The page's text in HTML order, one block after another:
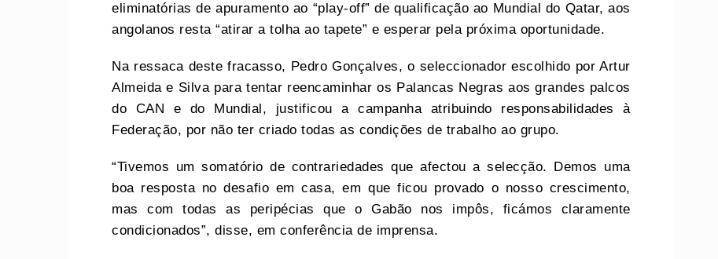
eliminatórias de apuramento ao “play-off” de qualificação ao Mundial do Qatar, aos
angolanos resta “atirar a tolha ao tapete” e esperar pela próxima oportunidade.
Na ressaca deste fracasso, Pedro Gonçalves, o seleccionador escolhido por Artur
Almeida e Silva para tentar reencaminhar os Palancas Negras aos grandes palcos
do CAN e do Mundial, justificou a campanha atribuindo responsabilidades à
Federação, por não ter criado todas as condições de trabalho ao grupo.
“Tivemos um somatório de contrariedades que afectou a selecção. Demos uma
boa resposta no desafio em casa, em que ficou provado o nosso crescimento,
mas com todas as peripécias que o Gabão nos impôs, ficámos claramente
condicionados”, disse, em conferência de imprensa.